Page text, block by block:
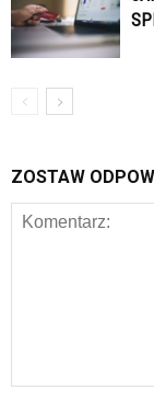
ZOSTAW